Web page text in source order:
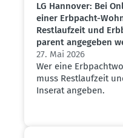
LG Hannover: Bei
einer Erbpacht-
Restlaufzeit und
parent angegeben
27. Mai 2026
Wer eine
muss Restlaufzeit
Inserat angeben.